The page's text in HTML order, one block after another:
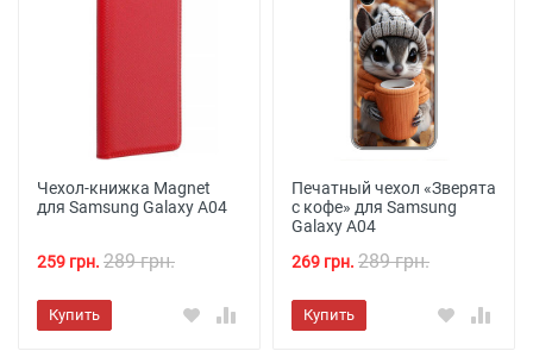
Чехол-книжка Magnet
для Samsung Galaxy A04
259 грн. 289 грн.
Купить
Печатный чехол «Зверята
с кофе» для Samsung
Galaxy A04
269 грн. 289 грн.
Купить